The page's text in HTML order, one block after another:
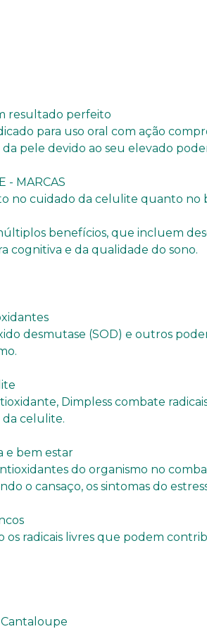
resultado perfeito
para uso oral com ação
pele devido ao seu elevado
- MARCAS
no cuidado da celulite quanto no
benefícios, que incluem
cognitiva e da qualidade do sono.
desmutase (SOD) e outros
Dimpless combate
celulite.
e bem estar
do organismo no
o cansaço, os sintomas do
os radicais livres que podem